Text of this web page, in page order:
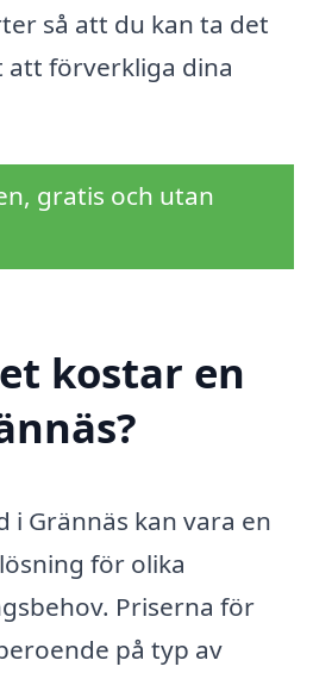
så att du kan ta det
förverkliga dina
gratis och utan
kostar en
i Grännäs kan vara en
för olika
Priserna för
på typ av